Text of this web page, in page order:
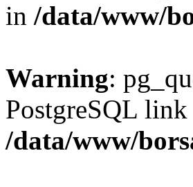
in /data/www/
Warning:
PostgreSQL
/data/www/